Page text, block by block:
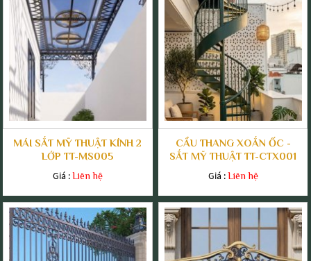
MÁI SẮT MỸ THUẬT KÍNH 2
LỚP TT-MS005
Giá :Liên hệ
CẦU THANG XOẮN ỐC -
SẮT MỸ THUẬT TT-CTX001
Giá :Liên hệ